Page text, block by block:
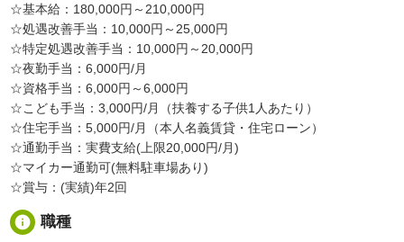
☆基本給：180,000円～210,000円
☆処遇改善手当：10,000円～25,000円
☆特定処遇改善手当：10,000円～20,000円
☆夜勤手当：6,000円/月
☆資格手当：6,000円～6,000円
☆こども手当：3,000円/月（扶養する子供1人あたり）
☆住宅手当：5,000円/月（本人名義賃貸・住宅ローン）
☆通勤手当：実費支給(上限20,000円/月)
☆マイカー通勤可(無料駐車場あり)
☆賞与：(実績)年2回
info 職種